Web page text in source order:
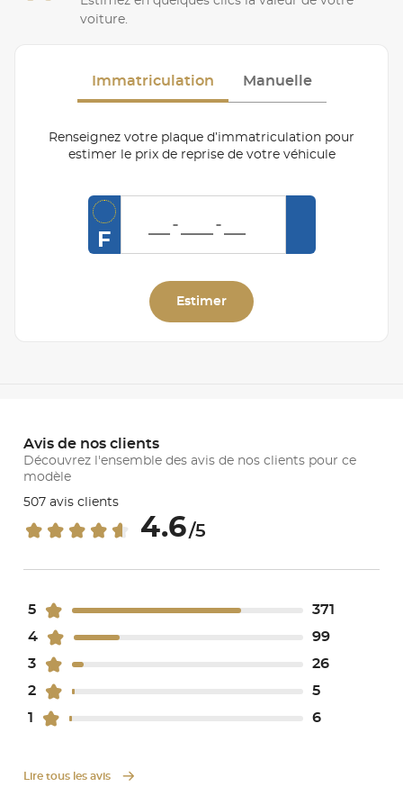
voiture.
Immatriculation Manuelle
Renseignez votre plaque d’immatriculation pour
estimer le prix de reprise de votre véhicule
F
Estimer
Avis de nos clients
Découvrez l'ensemble des avis de nos clients pour ce
modèle
507 avis clients
4.6/5
5
371
4
99
3
26
2
5
1
6
Lire tous les avis